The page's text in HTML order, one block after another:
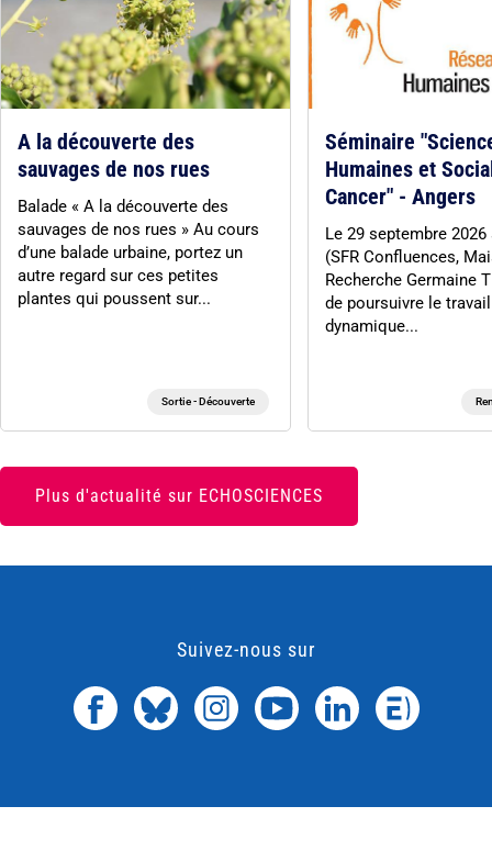
A la découverte des
sauvages de nos rues
Balade « A la découverte des
sauvages de nos rues » Au cours
d’une balade urbaine, portez un
autre regard sur ces petites
plantes qui poussent sur...
Sortie - Découverte
Séminaire
Humaines et
Cancer" - Angers
Le 29 septembre 2026
(SFR Confluences,
Recherche Germaine
de poursuivre le
dynamique...
Plus d'actualité sur ECHOSCIENCES
Suivez-nous sur